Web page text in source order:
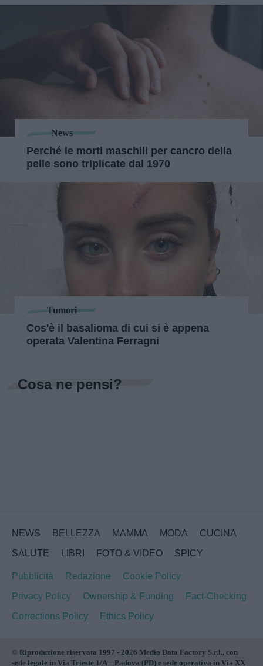
News
Perché le morti maschili per cancro della
pelle sono triplicate dal 1970
Tumori
Cos'è il basalioma di cui si è appena
operata Valentina Ferragni
Cosa ne pensi?
NEWS BELLEZZA MAMMA MODA
CUCINA
SALUTE
LIBRI FOTO & VIDEO SPICY
Pubblicità Redazione
Cookie Policy
Privacy Policy
Ownership & Funding
Fact-Checking
Corrections Policy
Ethics Policy
© Riproduzione riservata 1997 - 2026 Media Data Factory S.r.l., con
sede legale in Via Trieste 1/A – Padova (PD) e sede operativa in Via XX